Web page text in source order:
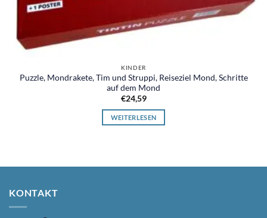
KINDER
Puzzle, Mondrakete, Tim und Struppi, Reiseziel Mond, Schritte
auf dem Mond
€24,59
WEITERLESEN
KONTAKT